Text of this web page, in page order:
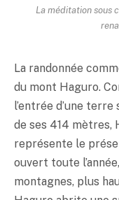
La méditation sous
La randonnée
du mont Haguro.
l’entrée d’une
de ses 414 mètres,
représente le
ouvert toute
montagnes, plus